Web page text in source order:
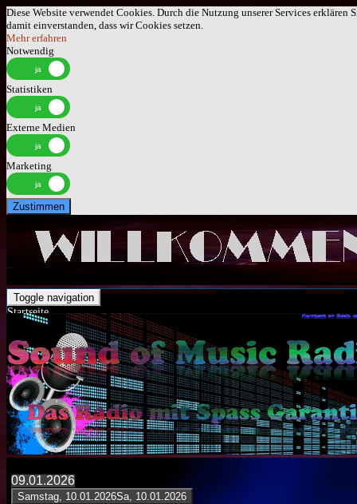
Diese Website verwendet Cookies. Durch die Nutzung unserer Services erklären
damit einverstanden, dass wir Cookies setzen.
Mehr erfahren
Notwendig
Statistiken
Externe Medien
Marketing
Zustimmen
Toggle navigation
Startseite
09.01.2026
Samstag, 10.01.2026Sa, 10.01.2026